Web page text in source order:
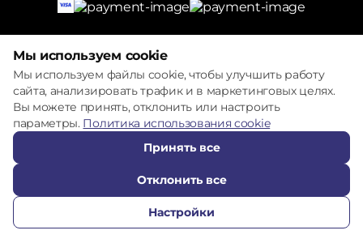
© 2017 – 2026 ECOM
ПОЗВОНИТЬ ИЗБРАННОЕ КАТАЛОГ СРАВНЕНИЕ
Мы используем cookie
Мы используем файлы cookie, чтобы улучшить работу
сайта, анализировать трафик и в маркетинговых целях.
Вы можете принять, отклонить или настроить
параметры. Политика использования cookie
Принять все
Отклонить все
Настройки